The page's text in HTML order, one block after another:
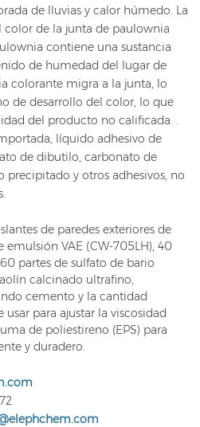
de lluvias y calor húmedo. La
color de la junta de paulownia
contiene una sustancia
de humedad del lugar de
colorante migra a la junta, lo
de desarrollo del color, lo que
del producto no calificada. .
líquido adhesivo de
de dibutilo, carbonato de
precipitado y otros adhesivos, no
de paredes exteriores de
emulsión VAE (CW-705LH), 40
partes de sulfato de bario
calcinado ultrafino,
cemento y la cantidad
para ajustar la viscosidad
de poliestireno (EPS) para
y duradero.